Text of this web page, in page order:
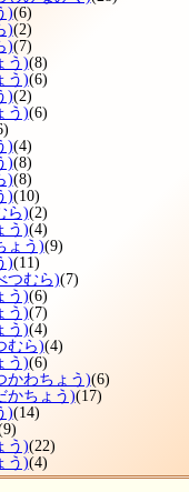
)(6)
)(2)
)(7)
う)(8)
う)(6)
)(2)
う)(6)
)(4)
)(8)
)(8)
)(10)
ら)(2)
う)(4)
ょう)(9)
)(11)
つむら)(7)
う)(6)
う)(7)
う)(4)
むら)(4)
う)(6)
かわちょう)(6)
かちょう)(17)
)(14)
う)(22)
う)(4)